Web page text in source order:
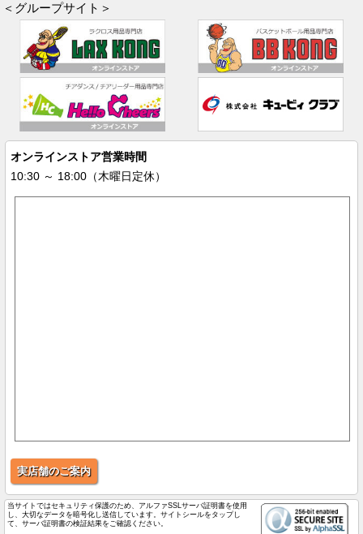
＜グループサイト＞
オンラインストア営業時間
10:30 ～ 18:00（木曜日定休）
実店舗のご案内
当サイトではセキュリティ保護のため、アルファSSLサーバ証明書を使用
し、大切なデータを暗号化し送信しています。サイトシールをタップし
て、サーバ証明書の検証結果をご確認ください。